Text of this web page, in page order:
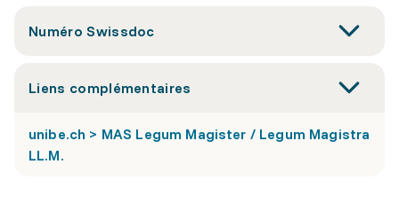
Numéro Swissdoc
Liens complémentaires
unibe.ch > MAS Legum Magister / Legum Magistra
LL.M.